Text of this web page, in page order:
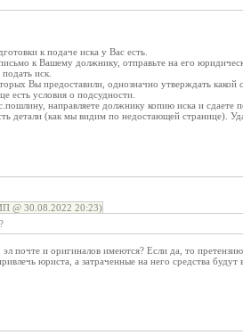
к подаче иска у Вас есть.
к Вашему должнику, отправьте на его
иск.
Вы предоставили, однозначно утверждать какой
есть условия о подсудности.
направляете должнику копию иска и сдаете
детали (как мы видим по недостающей странице).
@ 30.08.2022 20:23)
эл почте и оригиналов имеются? Если да, то
юриста, а затраченные на него средства